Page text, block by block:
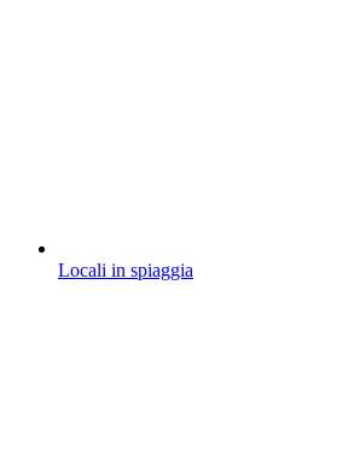
Locali in spiaggia